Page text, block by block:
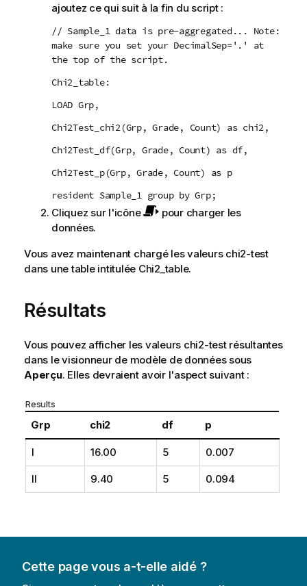
ajoutez ce qui suit à la fin du script :
// Sample_1 data is pre-aggregated... Note:
make sure you set your DecimalSep='.' at
the top of the script.
Chi2_table:
LOAD Grp,
Chi2Test_chi2(Grp, Grade, Count) as chi2,
Chi2Test_df(Grp, Grade, Count) as df,
Chi2Test_p(Grp, Grade, Count) as p
resident Sample_1 group by Grp;
Cliquez sur l'icône
pour charger les
données.
Vous avez maintenant chargé les valeurs chi2-test
dans une table intitulée Chi2_table.
Résultats
Vous pouvez afficher les valeurs chi2-testrésultantes
dans le visionneur de modèle de données sous
Aperçu. Elles devraient avoir l'aspect suivant :
Results
Grp chi2 df p
I 16.00 5 0.007
II 9.40 5 0.094
Cette page vous a-t-elle aidé ?